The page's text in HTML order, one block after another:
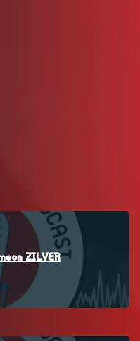
ZILVER